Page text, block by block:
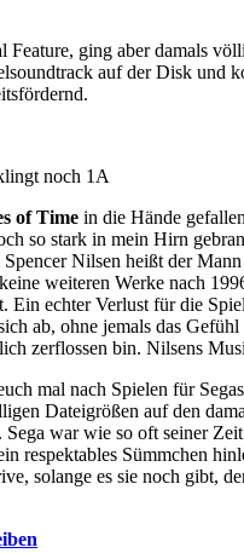
ging aber damals
auf der Disk und
noch 1A
of Time in die Hände
so stark in mein Hirn
Nilsen heißt der
weiteren Werke nach
Ein echter Verlust für die
ab, ohne jemals das
zerflossen bin. Nilsens
mal nach Spielen für
Dateigrößen auf den
war wie so oft seiner
respektables Sümmchen
solange es sie noch gibt,